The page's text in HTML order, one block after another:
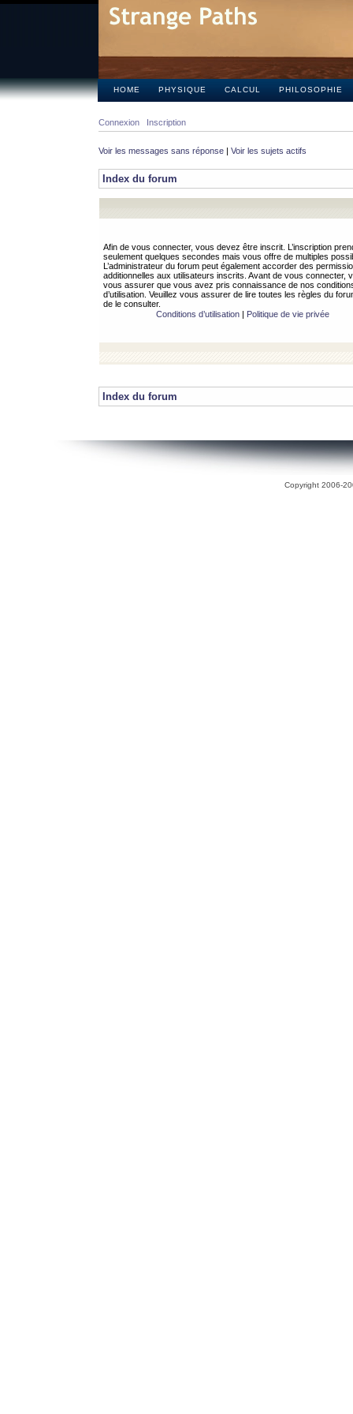
HOME PHYSIQUE CALCUL PHILOSOPHIE
Connexion Inscription
Voir les messages sans réponse | Voir les sujets actifs
Index du forum
Afin de vous connecter, vous devez être inscrit. L’inscription
seulement quelques secondes mais vous offre de multiples
L’administrateur du forum peut également accorder des
additionnelles aux utilisateurs inscrits. Avant de vous connecter,
vous assurer que vous avez pris connaissance de nos
d’utilisation. Veuillez vous assurer de lire toutes les règles du
de le consulter.
Conditions d’utilisation| Politique de vie privée
Index du forum
Copyright 2006-